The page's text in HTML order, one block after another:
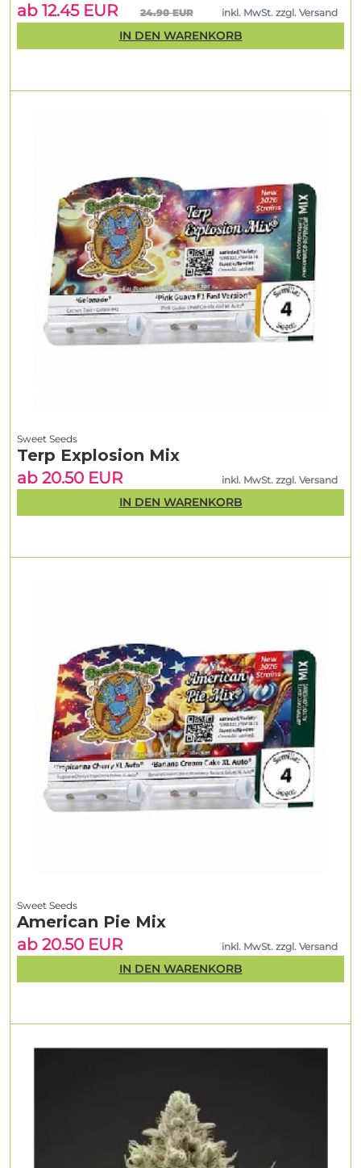
Sweet Seeds
American Pie Mix
ab 20.50 EUR
inkl. MwSt. zzgl. Versand
IN DEN WARENKORB
Sweet Seeds
Terp Explosion Mix
ab 20.50 EUR
inkl. MwSt. zzgl. Versand
IN DEN WARENKORB
ab 12.45 EUR
24.90 EUR inkl. MwSt. zzgl. Versand
IN DEN WARENKORB